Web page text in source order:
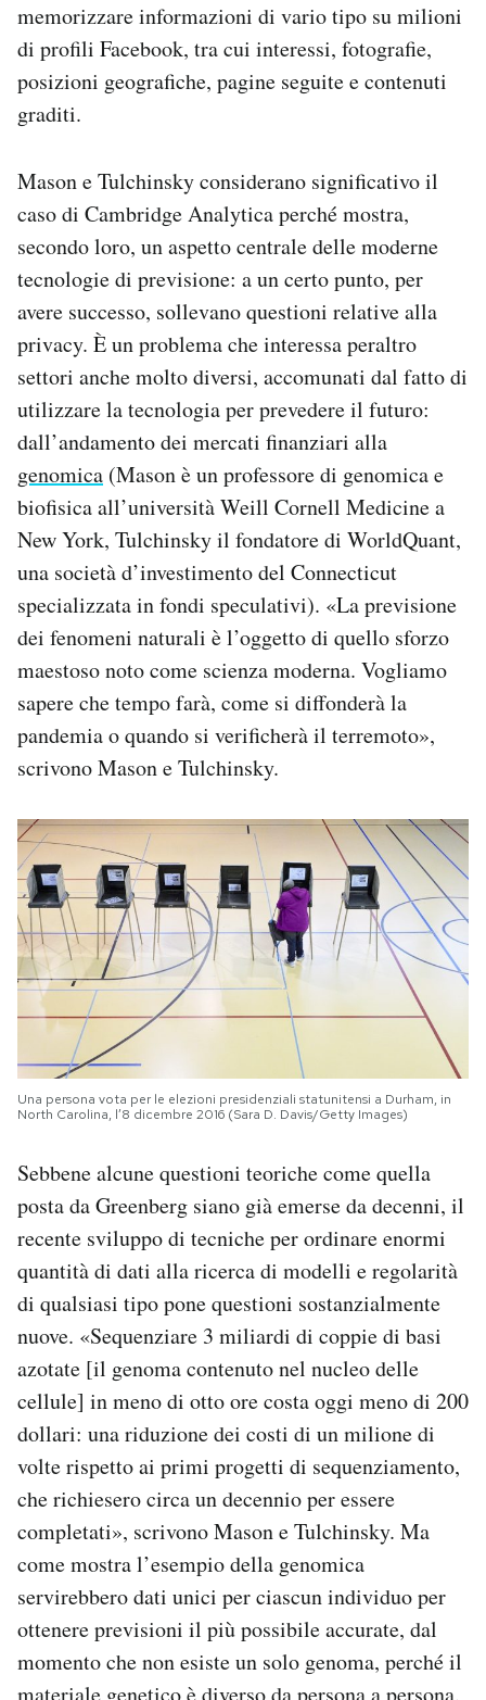
memorizzare informazioni di vario tipo su milioni
di profili Facebook, tra cui interessi, fotografie,
posizioni geografiche, pagine seguite e contenuti
graditi.
Mason e Tulchinsky considerano significativo il
caso di Cambridge Analytica perché mostra,
secondo loro, un aspetto centrale delle moderne
tecnologie di previsione: a un certo punto, per
avere successo, sollevano questioni relative alla
privacy. È un problema che interessa peraltro
settori anche molto diversi, accomunati dal fatto di
utilizzare la tecnologia per prevedere il futuro:
dall’andamento dei mercati finanziari alla
genomica (Mason è un professore di genomica e
biofisica all’università Weill Cornell Medicine a
New York, Tulchinsky il fondatore di WorldQuant,
una società d’investimento del Connecticut
specializzata in fondi speculativi). «La previsione
dei fenomeni naturali è l’oggetto di quello sforzo
maestoso noto come scienza moderna. Vogliamo
sapere che tempo farà, come si diffonderà la
pandemia o quando si verificherà il terremoto»,
scrivono Mason e Tulchinsky.
Una persona vota per le elezioni presidenziali statunitensi a Durham, in
North Carolina, l’8 dicembre 2016 (Sara D. Davis/Getty Images)
Sebbene alcune questioni teoriche come quella
posta da Greenberg siano già emerse da decenni, il
recente sviluppo di tecniche per ordinare enormi
quantità di dati alla ricerca di modelli e regolarità
di qualsiasi tipo pone questioni sostanzialmente
nuove. «Sequenziare 3 miliardi di coppie di basi
azotate [il genoma contenuto nel nucleo delle
cellule] in meno di otto ore costa oggi meno di 200
dollari: una riduzione dei costi di un milione di
volte rispetto ai primi progetti di sequenziamento,
che richiesero circa un decennio per essere
completati», scrivono Mason e Tulchinsky. Ma
come mostra l’esempio della genomica
servirebbero dati unici per ciascun individuo per
ottenere previsioni il più possibile accurate, dal
momento che non esiste un solo genoma, perché il
materiale genetico è diverso da persona a persona.